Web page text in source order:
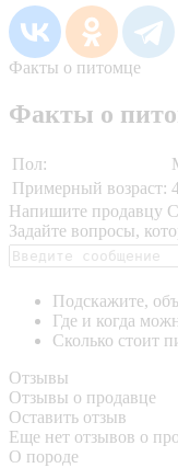
Факты о питомце
Факты о
Пол:
Примерный возраст:
Напишите продавцу
Задайте вопросы,
Подскажите,
Где и когда
Сколько стоит
Отзывы
Отзывы о продавце
Оставить отзыв
Еще нет отзывов о
О породе